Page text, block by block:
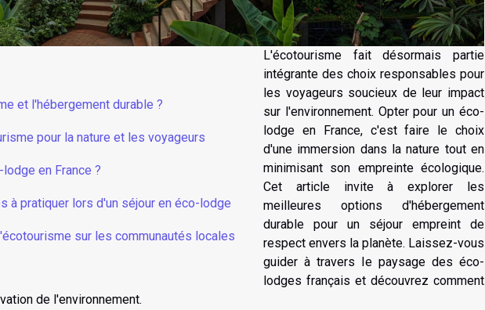
et l'hébergement durable ?
pour la nature et les voyageurs
en France ?
à pratiquer lors d'un séjour en éco-lodge
sur les communautés locales
L'écotourisme fait désormais partie
intégrante des choix responsables pour
les voyageurs soucieux de leur impact
sur l'environnement. Opter pour un éco-
lodge en France, c'est faire le choix
d'une immersion dans la nature tout en
minimisant son empreinte écologique.
Cet article invite à explorer les
meilleures options d'hébergement
durable pour un séjour empreint de
respect envers la planète. Laissez-vous
guider à travers le paysage des éco-
lodges français et découvrez comment
de l'environnement.